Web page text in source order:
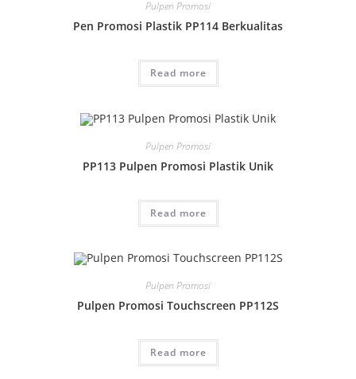
Pulpen Promosi
Pen Promosi Plastik PP114 Berkualitas
Read more
Pulpen Promosi
PP113 Pulpen Promosi Plastik Unik
Read more
Pulpen Promosi
Pulpen Promosi Touchscreen PP112S
Read more